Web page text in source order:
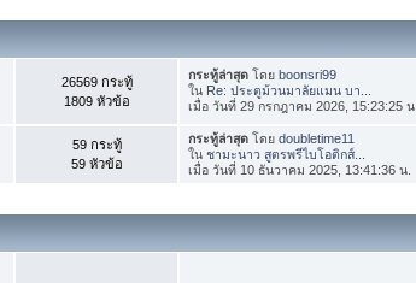
26569 กระทู้
1809 หัวข้อ
กระทู้ล่าสุด โดยboonsri99
ใน Re: ประตูม้วนมาลัยแมน บา...
เมื่อ วันที่ 29 กรกฎาคม 2026, 15:23:25 น.
59 กระทู้
59 หัวข้อ
กระทู้ล่าสุด โดยdoubletime11
ในชามะนาว สูตรพรีไบโอติกส์...
เมื่อ วันที่ 10 ธันวาคม 2025, 13:41:36 น.